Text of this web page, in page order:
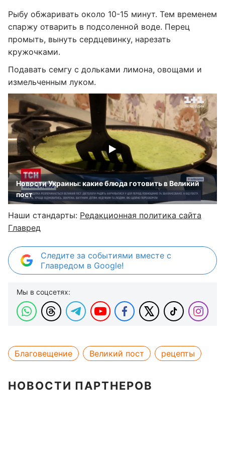
Рыбу обжаривать около 10-15 минут. Тем временем
спаржу отварить в подсоленной воде. Перец
промыть, вынуть сердцевинку, нарезать
кружочками.
Подавать семгу с дольками лимона, овощами и
измельченным луком.
Новости Украины: какие блюда готовить в Великий
пост
Наши стандарты: Редакционная политика сайта
Главред
Следите за событиями вместе с
Главредом в Google!
Мы в соцсетях:
Благовещение Великий пост рецепты
НОВОСТИ ПАРТНЕРОВ